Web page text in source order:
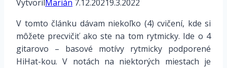
VytvorilMarián 7.12.20219.3.2022
V tomto článku dávam niekoľko (4) cvičení, kde si
môžete precvičiť ako ste na tom rytmicky. Ide o 4
gitarovo – basové motívy rytmicky podporené
HiHat-kou. V notách na niektorých miestach je